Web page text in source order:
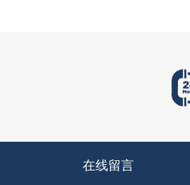
在线留言